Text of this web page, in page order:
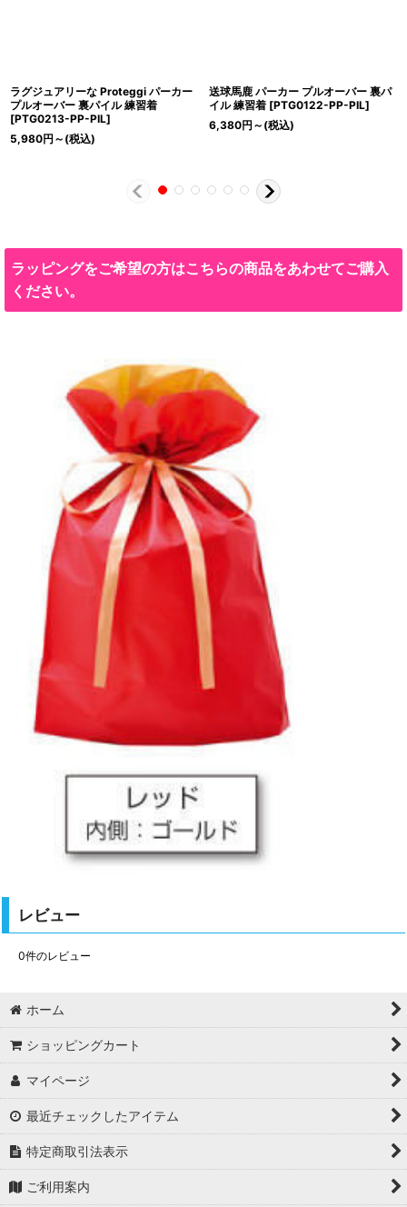
ラグジュアリーな Proteggi パーカー
プルオーバー 裏パイル 練習着
[PTG0213-PP-PIL]
5,980円 ～ (税込)
送球馬鹿 パーカー プルオーバー 裏パ
イル 練習着 [PTG0122-PP-PIL]
6,380円 ～ (税込)
ラッピングをご希望の方はこちらの商品をあわせてご購入
ください。
レビュー
0件のレビュー
ホーム
ショッピングカート
マイページ
最近チェックしたアイテム
特定商取引法表示
ご利用案内